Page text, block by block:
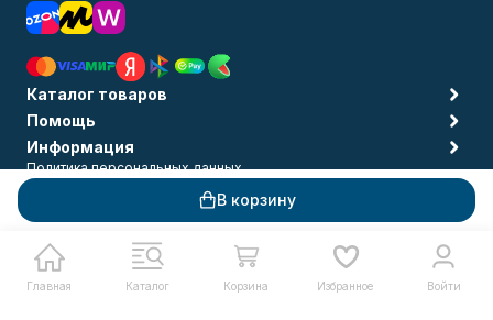
В корзину
Главная Каталог Корзина Избранное Войти
Каталог товаров
Помощь
Информация
Политика персональных данных
© 2009-2026 MSANTEH